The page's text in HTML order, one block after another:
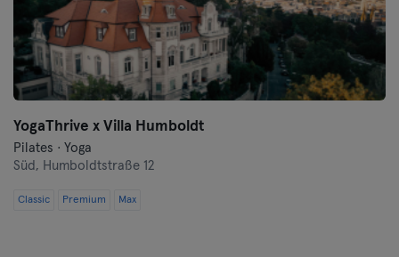
YogaThrive x Villa Humboldt
Pilates · Yoga
Süd, Humboldtstraße 12
Classic Premium Max